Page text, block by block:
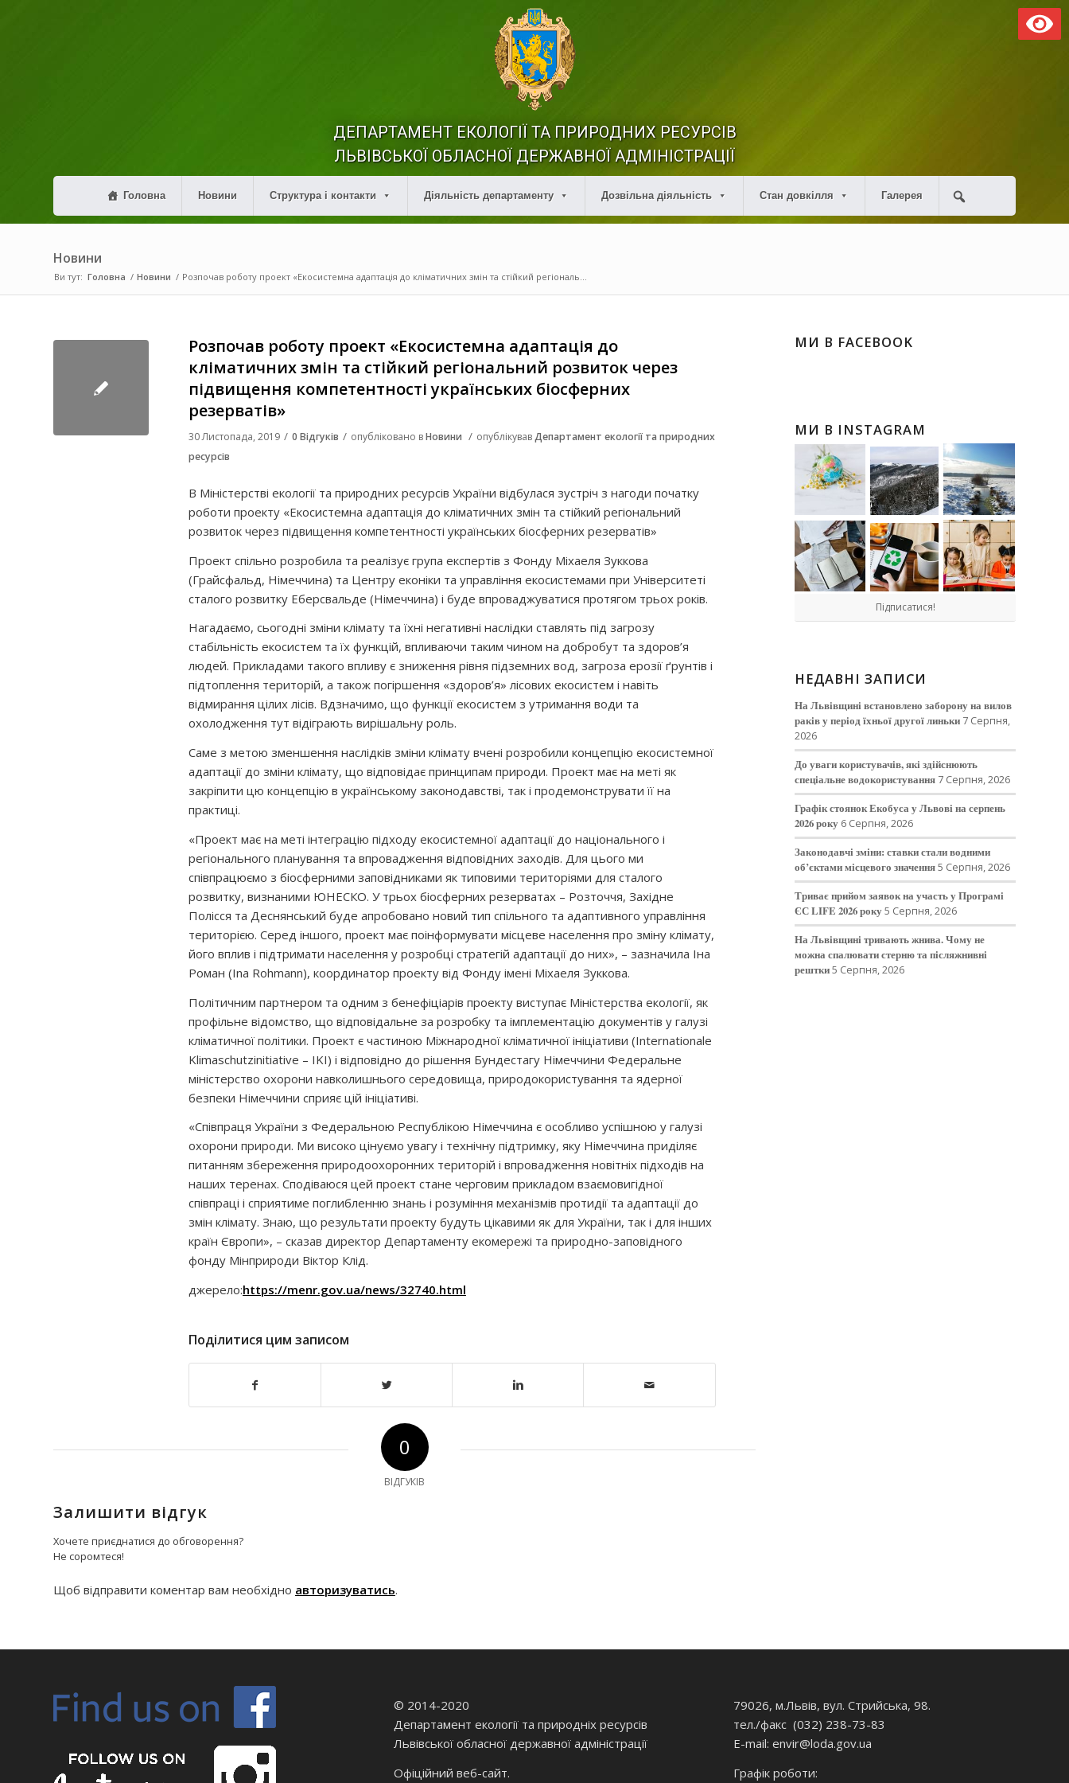
ДЕПАРТАМЕНТ ЕКОЛОГІЇ ТА ПРИРОДНИХ РЕСУРСІВ
ЛЬВІВСЬКОЇ ОБЛАСНОЇ ДЕРЖАВНОЇ АДМІНІСТРАЦІЇ
Головна Новини Структура і контакти Діяльність департаменту Дозвільна діяльність Стан довкілля Галерея
Новини
Ви тут: Головна / Новини / Розпочав роботу проект «Екосистемна адаптація до кліматичних змін та стійкий регіональ...
Розпочав роботу проект «Екосистемна адаптація до
кліматичних змін та стійкий регіональний розвиток через
підвищення компетентності українських біосферних
резерватів»
30 Листопада, 2019 / 0 Відгуків / опубліковано вНовини / опублікувавДепартамент екології та природних
ресурсів
В Міністерстві екології та природних ресурсів України відбулася зустріч з нагоди початку
роботи проекту «Екосистемна адаптація до кліматичних змін та стійкий регіональний
розвиток через підвищення компетентності українських біосферних резерватів»
Проект спільно розробила та реалізує група експертів з Фонду Міхаеля Зуккова
(Грайсфальд, Німеччина) та Центру еконіки та управління екосистемами при Університеті
сталого розвитку Еберсвальде (Німеччина) і буде впроваджуватися протягом трьох років.
Нагадаємо, сьогодні зміни клімату та їхні негативні наслідки ставлять під загрозу
стабільність екосистем та їх функцій, впливаючи таким чином на добробут та здоров’я
людей. Прикладами такого впливу є зниження рівня підземних вод, загроза ерозії ґрунтів і
підтоплення територій, а також погіршення «здоров’я» лісових екосистем і навіть
відмирання цілих лісів. Вдзначимо, що функції екосистем з утримання води та
охолодження тут відіграють вирішальну роль.
Саме з метою зменшення наслідків зміни клімату вчені розробили концепцію екосистемної
адаптації до зміни клімату, що відповідає принципам природи. Проект має на меті як
закріпити цю концепцію в українському законодавстві, так і продемонструвати її на
практиці.
«Проект має на меті інтеграцію підходу екосистемної адаптації до національного і
регіонального планування та впровадження відповідних заходів. Для цього ми
співпрацюємо з біосферними заповідниками як типовими територіями для сталого
розвитку, визнаними ЮНЕСКО. У трьох біосферних резерватах – Розточчя, Західне
Полісся та Деснянський буде апробовано новий тип спільного та адаптивного управління
територією. Серед іншого, проект має поінформувати місцеве населення про зміну клімату,
його вплив і підтримати населення у розробці стратегій адаптації до них», – зазначила Іна
Роман (Ina Rohmann), координатор проекту від Фонду імені Міхаеля Зуккова.
Політичним партнером та одним з бенефіціарів проекту виступає Міністерства екології, як
профільне відомство, що відповідальне за розробку та імплементацію документів у галузі
кліматичної політики. Проект є частиною Міжнародної кліматичної ініціативи (Internationale
Klimaschutzinitiative – IKI) і відповідно до рішення Бундестагу Німеччини Федеральне
міністерство охорони навколишнього середовища, природокористування та ядерної
безпеки Німеччини сприяє цій ініціативі.
«Співпраця України з Федеральною Республікою Німеччина є особливо успішною у галузі
охорони природи. Ми високо цінуємо увагу і технічну підтримку, яку Німеччина приділяє
питанням збереження природоохоронних територій і впровадження новітніх підходів на
наших теренах. Сподіваюся цей проект стане черговим прикладом взаємовигідної
співпраці і сприятиме поглибленню знань і розуміння механізмів протидії та адаптації до
змін клімату. Знаю, що результати проекту будуть цікавими як для України, так і для інших
країн Європи», – сказав директор Департаменту екомережі та природно-заповідного
фонду Мінприроди Віктор Клід.
джерело:https://menr.gov.ua/news/32740.html
Поділитися цим записом
0
ВІДГУКІВ
Залишити відгук
Хочете приєднатися до обговорення?
Не соромтеся!
Щоб відправити коментар вам необхідно авторизуватись.
МИ В FACEBOOK
МИ В INSTAGRAM
Підписатися!
НЕДАВНІ ЗАПИСИ
На Львівщині встановлено заборону на вилов
раків у період їхньої другої линьки 7 Серпня,
2026
До уваги користувачів, які здійснюють
спеціальне водокористування 7 Серпня, 2026
Графік стоянок Екобуса у Львові на серпень
2026 року 6 Серпня, 2026
Законодавчі зміни: ставки стали водними
об’єктами місцевого значення5 Серпня, 2026
Триває прийом заявок на участь у Програмі
ЄС LIFE 2026 року5 Серпня, 2026
На Львівщині тривають жнива. Чому не
можна спалювати стерню та післяжнивні
рештки5 Серпня, 2026
© 2014-2020
Департамент екології та природніх ресурсів
Львівської обласної державної адміністрації
Офіційний веб-сайт.
79026, м.Львів, вул. Стрийська, 98.
тел./факс (032) 238-73-83
E-mail: envir@loda.gov.ua
Графік роботи: